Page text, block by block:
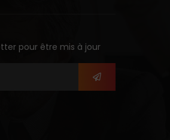
pour être mis à jour